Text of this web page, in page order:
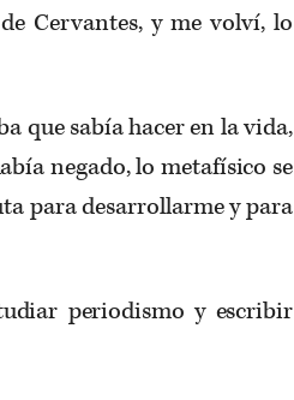
Cervantes, y me volví, lo
que sabía hacer en la vida,
negado, lo metafísico se
para desarrollarme y para
periodismo y escribir